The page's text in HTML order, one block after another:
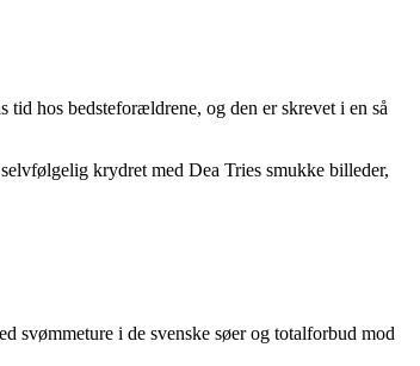
hos bedsteforældrene, og den er skrevet i en så
krydret med Dea Tries smukke billeder,
svømmeture i de svenske søer og totalforbud mod